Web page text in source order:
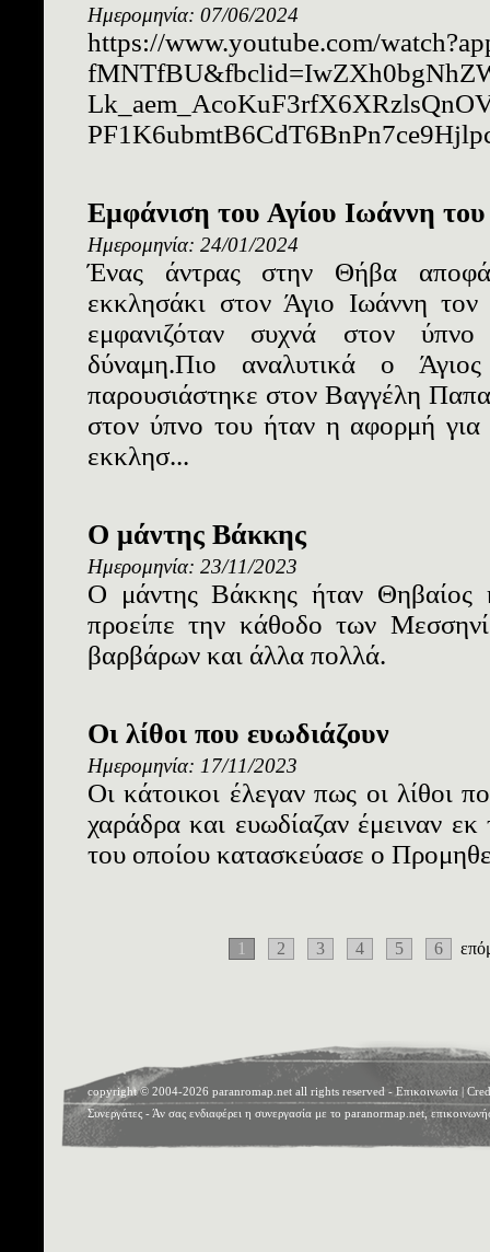
Ημερομηνία: 07/06/2024
https://www.youtube.com/
Εμφάνιση του Αγίου Ιωάννη
Ημερομηνία: 24/01/2024
Ένας άντρας στην Θήβα
εκκλησάκι στον Άγιο Ιωάννη
εμφανιζόταν συχνά στον
δύναμη.Πιο αναλυτικά ο
παρουσιάστηκε στον Βαγγέλη
στον ύπνο του ήταν η αφορμή για
εκκλησ...
Ο μάντης Βάκκης
Ημερομηνία: 23/11/2023
Ο μάντης Βάκκης ήταν Θηβαίος
προείπε την κάθοδο των
βαρβάρων και άλλα πολλά.
Οι λίθοι που ευωδιάζουν
Ημερομηνία: 17/11/2023
Οι κάτοικοι έλεγαν πως οι λίθοι
χαράδρα και ευωδίαζαν έμειναν
του οποίου κατασκεύασε ο
1 2 3 4 5 6
copyright © 2004-2026 paranromap.net all rights reserved - Επικοινωνία |
Συνεργάτες - Άν σας ενδιαφέρει η συνεργασία με το paranormap.net,